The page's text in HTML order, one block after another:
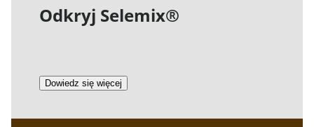
Odkryj Selemix®
Dowiedz się więcej